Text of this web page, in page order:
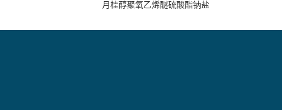
月桂醇聚氧乙烯醚硫酸酯钠盐